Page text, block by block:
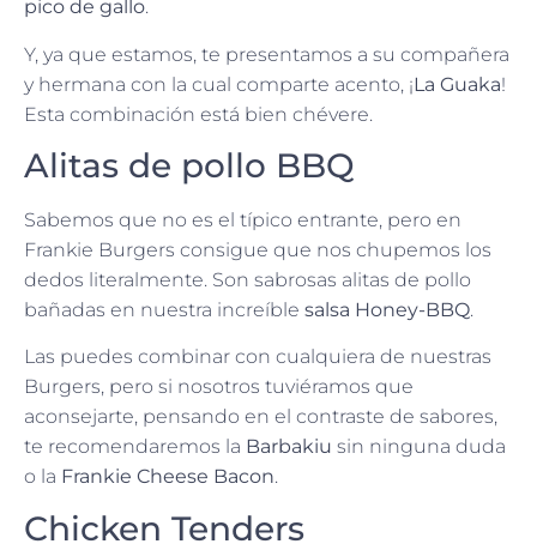
pico de gallo.
Y, ya que estamos, te presentamos a su compañera
y hermana con la cual comparte acento, ¡La Guaka!
Esta combinación está bien chévere.
Alitas de pollo BBQ
Sabemos que no es el típico entrante, pero en
Frankie Burgers consigue que nos chupemos los
dedos literalmente. Son sabrosas alitas de pollo
bañadas en nuestra increíble salsa Honey-BBQ.
Las puedes combinar con cualquiera de nuestras
Burgers, pero si nosotros tuviéramos que
aconsejarte, pensando en el contraste de sabores,
te recomendaremos la Barbakiu sin ninguna duda
o la Frankie Cheese Bacon.
Chicken Tenders